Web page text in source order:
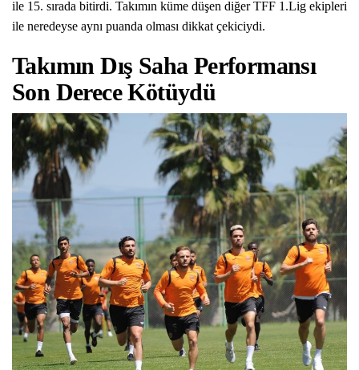
ile 15. sırada bitirdi. Takımın küme düşen diğer TFF 1.Lig ekipleri
ile neredeyse aynı puanda olması dikkat çekiciydi.
Takımın Dış Saha Performansı
Son Derece Kötüydü